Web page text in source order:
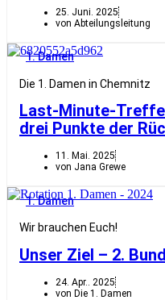
25. Juni. 2025
von Abteilungsleitung
1. Damen
Die 1. Damen in Chemnitz
Last-Minute-
drei Punkte der
11. Mai. 2025
von Jana Grewe
1. Damen
Wir brauchen Euch!
Unser Ziel – 2.
24. Apr.. 2025
von Die 1. Damen